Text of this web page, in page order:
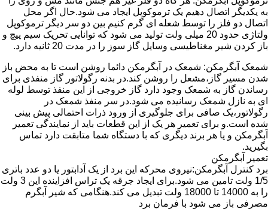
به یکدیگر اتصال دهیم یک ترموکوپل ایجاد می شود.حال اگر محل
اتصال دو فلز را توسط شعله ای گرم کنیم بین دو سر دیگر ترموکوپل
ولتاژی حدود 20 میلی ولت تولید می شود که توانایی تحریک سیم پیچ و
باز کردن شیر مغناطیسی وسایل گاز سوز را در مدت 20 ثانیه دارد.
شمعک آبگرمکن: شمعک در آبگرمکن دائما روشن است تا به محض باز
شدن مسیر گاز،مشعل را روشن کند.در بدنه رگولاتور گاز منفذی برای
رساندن گاز به شمعک وجود دارد گاز خروجی از این منفذ توسط لوله
ای به نازل شمعک رسانیده می شود.در سر منفذ شمعک در
رگولاتور،یک صافی برای جلوگیری از ورود ذرات احتمالی پیش بینی
شده است.و برای تعمیر هر یک از این قطعات باید از نمایندگی تعمیر
آبگرمکن و یا هر برند دیگری که با دستگاه شما متابقت دارد تماس
بگیرید.
تعمیر آبگرمکن
برد کنترل آبگرمکن:نیروی محرکه این برد از یک آدابتور یا دو عدد باتری
1/5 ولت تامین می شود.برای ایجاد جرقه یک تراس افزاینده این 3 ولت
را به 14000 تا 18000 ولت تبدیل می کند.هنگامی که شیر آبگرم
مصرفی باز می شود با فرمان برد